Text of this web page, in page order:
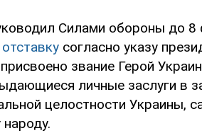
Силами обороны до 8
согласно указу
звание Герой
личные заслуги в
целостности Украины,